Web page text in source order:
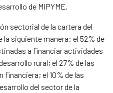
de MIPYME.
sectorial de la cartera del
la siguiente manera: el 52% de
a financiar actividades
rural; el 27% de las
el 10% de las
del sector de la